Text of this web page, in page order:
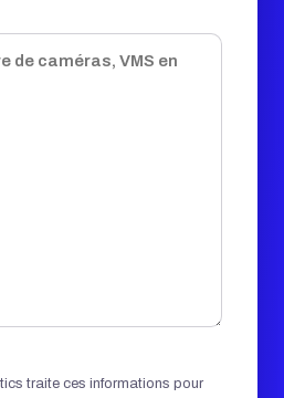
traite ces informations pour